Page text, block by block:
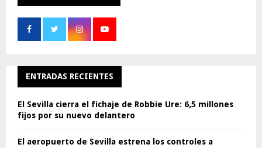
ENTRADAS RECIENTES
El Sevilla cierra el fichaje de Robbie Ure: 6,5 millones
fijos por su nuevo delantero
El aeropuerto de Sevilla estrena los controles a